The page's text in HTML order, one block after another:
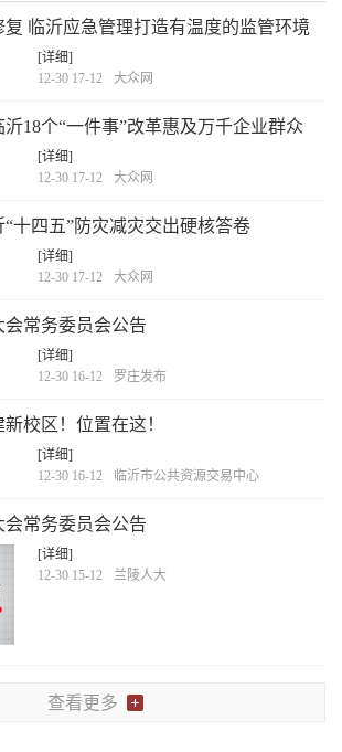
临沂应急管理打造有温度的监管环境
[详细]
12-30 17-12
大众网
18个“一件事”改革惠及万千企业群众
[详细]
12-30 17-12
大众网
“十四五”防灾减灾交出硬核答卷
[详细]
12-30 17-12
大众网
常务委员会公告
[详细]
12-30 16-12
罗庄发布
校区！位置在这！
[详细]
12-30 16-12
临沂市公共资源交易中心
常务委员会公告
[详细]
12-30 15-12
兰陵人大
查看更多